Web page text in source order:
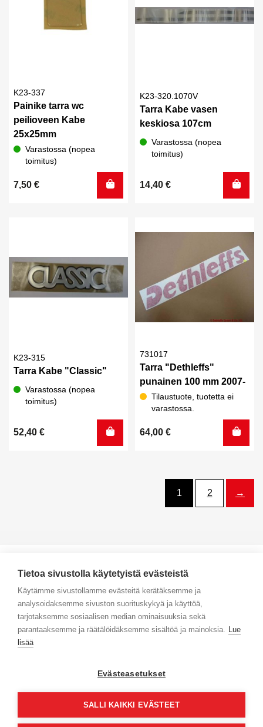
K23-337
Painike tarra wc
peilioveen Kabe
25x25mm
Varastossa (nopea
toimitus)
7,50 €
K23-320.1070V
Tarra Kabe vasen
keskiosa 107cm
Varastossa (nopea
toimitus)
14,40 €
K23-315
Tarra Kabe "Classic"
Varastossa (nopea
toimitus)
52,40 €
731017
Tarra "Dethleffs"
punainen 100 mm 2007-
Tilaustuote, tuotetta ei
varastossa.
64,00 €
1 2 →
Yhteystiedot
Selaa tuotteita
Maksa turvallisesti
Tietoa sivustolla käytetyistä evästeistä
Käytämme sivustollamme evästeitä kerätäksemme ja
analysoidaksemme sivuston suorituskykyä ja käyttöä,
tarjotaksemme sosiaalisen median ominaisuuksia sekä
parantaaksemme ja räätälöidäksemme sisältöä ja mainoksia. Lue
lisää
Evästeasetukset
SALLI KAIKKI EVÄSTEET